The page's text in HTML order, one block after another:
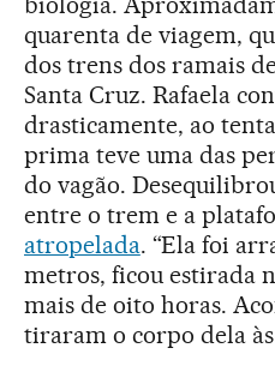
quarenta de viagem,
dos trens dos ramais
Santa Cruz. Rafaela
drasticamente, ao
prima teve uma das
do vagão.
entre o trem e a
atropelada. “Ela foi
metros, ficou estirada
mais de oito horas.
tiraram o corpo dela